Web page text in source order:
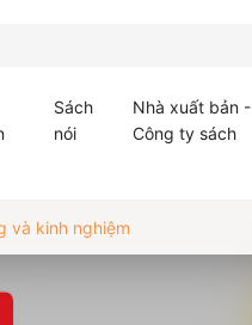
Sách
nói
Nhà xuất bản -
Công ty sách
và kinh nghiệm